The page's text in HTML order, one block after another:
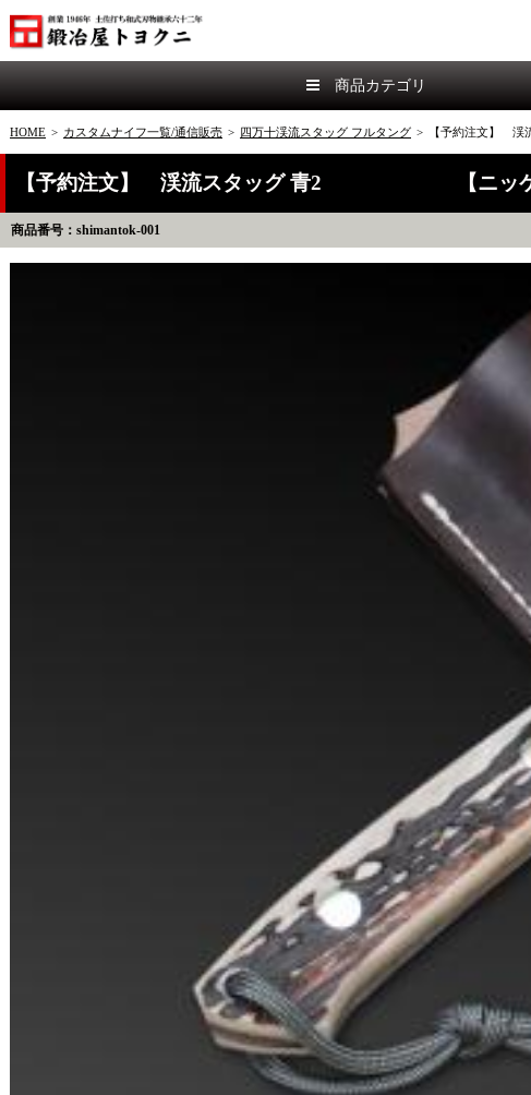
商品カテゴリ
HOME > カスタムナイフ一覧/通信販売 > 四万十渓流スタッグ フルタング > 【予約注文】
【予約注文】 渓流スタッグ 青2 【ニッケル
商品番号：shimantok-001